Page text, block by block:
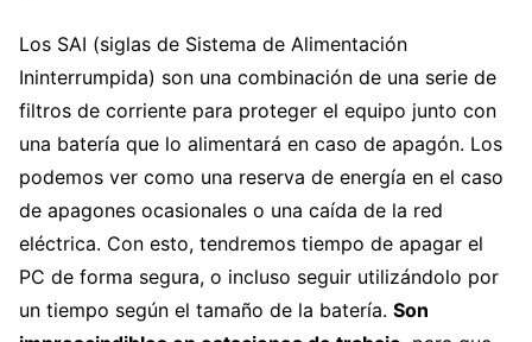
Los SAI (siglas de Sistema de Alimentación
Ininterrumpida) son una combinación de una serie de
filtros de corriente para proteger el equipo junto con
una batería que lo alimentará en caso de apagón. Los
podemos ver como una reserva de energía en el caso
de apagones ocasionales o una caída de la red
eléctrica. Con esto, tendremos tiempo de apagar el
PC de forma segura, o incluso seguir utilizándolo por
un tiempo según el tamaño de la batería. Son